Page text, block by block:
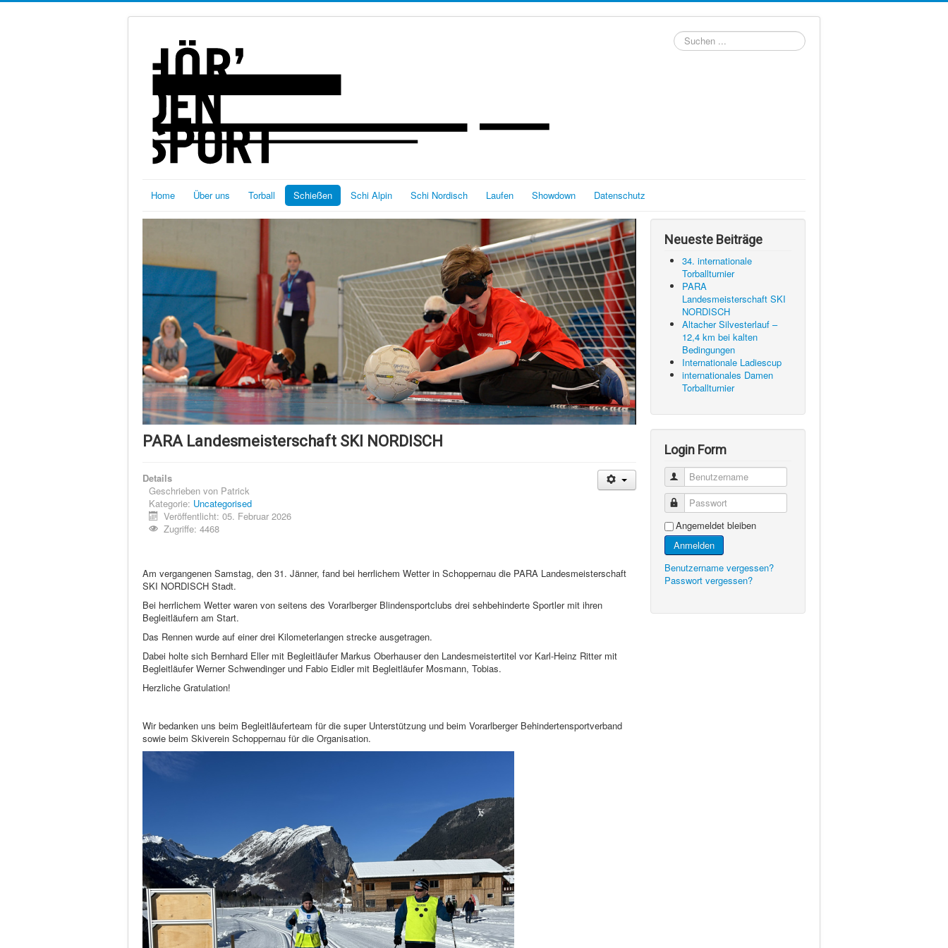
Suchen
...
Home Über uns Torball Schießen Schi Alpin Schi Nordisch Laufen Showdown Datenschutz
PARA Landesmeisterschaft SKI NORDISCH
Details
Geschrieben von Patrick
Kategorie: Uncategorised
Veröffentlicht: 05. Februar 2026
Zugriffe: 4468
Am vergangenen Samstag, den 31. Jänner, fand bei herrlichem Wetter in Schoppernau die PARA Landesmeisterschaft
SKI NORDISCH Stadt.
Bei herrlichem Wetter waren von seitens des Vorarlberger Blindensportclubs drei sehbehinderte Sportler mit ihren
Begleitläufern am Start.
Das Rennen wurde auf einer drei Kilometerlangen strecke ausgetragen.
Dabei holte sich Bernhard Eller mit Begleitläufer Markus Oberhauser den Landesmeistertitel vor Karl-Heinz Ritter mit
Begleitläufer Werner Schwendinger und Fabio Eidler mit Begleitläufer Mosmann, Tobias.
Herzliche Gratulation!
Wir bedanken uns beim Begleitläuferteam für die super Unterstützung und beim Vorarlberger Behindertensportverband
sowie beim Skiverein Schoppernau für die Organisation.
Neueste Beiträge
34. internationale
Torballturnier
PARA
Landesmeisterschaft SKI
NORDISCH
Altacher Silvesterlauf –
12,4 km bei kalten
Bedingungen
Internationale Ladiescup
internationales Damen
Torballturnier
Login Form
Benutzername
Passwort
Angemeldet bleiben
Anmelden
Benutzername vergessen?
Passwort vergessen?